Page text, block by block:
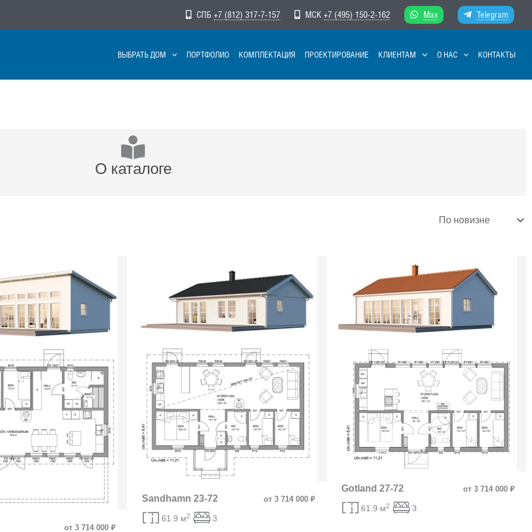
СПБ +7 (812) 317-7-157 МСК +7 (495) 150-2-162 Max Telegram
ВЫБРАТЬ ДОМ ПОРТФОЛИО КОМПЛЕКТАЦИЯ ПРОЕКТИРОВАНИЕ КЛИЕНТАМ О НАС КОНТАКТЫ
О каталоге
от 3 714 000 ₽
Sandhamn 23-72 от 3 714 000 ₽
61.9 м2 3
Gotland 27-72 от 3 714 000 ₽
61.9 м2 3